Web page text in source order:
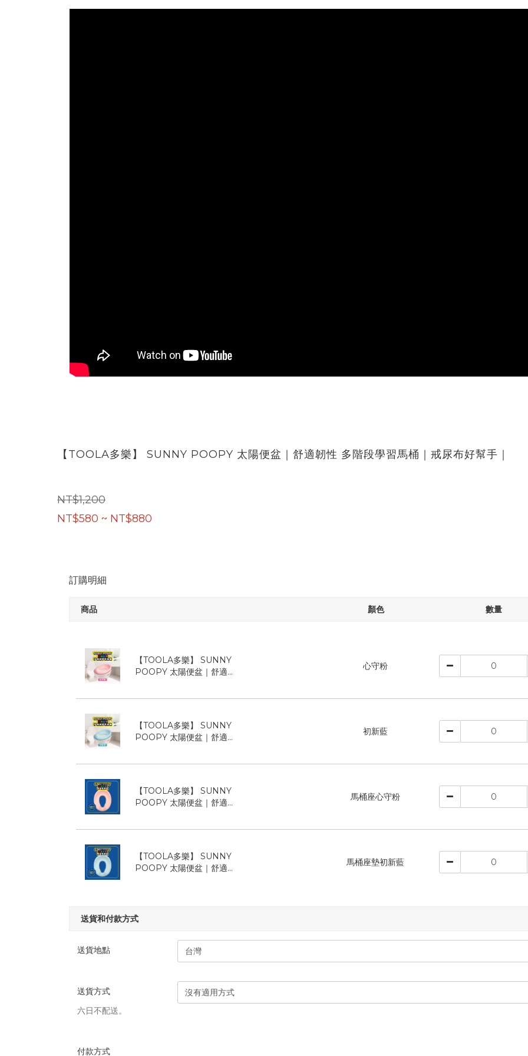
【TOOLA多樂】 SUNNY POOPY 太陽便盆｜舒適韌性 多階段學習馬桶｜戒尿布好幫手｜
NT$1,200
NT$580 ~ NT$880
訂購明細
商品 顏色 數量
【TOOLA多樂】 SUNNY
POOPY 太陽便盆｜舒適...
心守粉
【TOOLA多樂】 SUNNY
POOPY 太陽便盆｜舒適...
初新藍
【TOOLA多樂】 SUNNY
POOPY 太陽便盆｜舒適...
馬桶座心守粉
【TOOLA多樂】 SUNNY
POOPY 太陽便盆｜舒適...
馬桶座墊初新藍
送貨和付款方式
送貨地點
送貨方式
六日不配送。
付款方式